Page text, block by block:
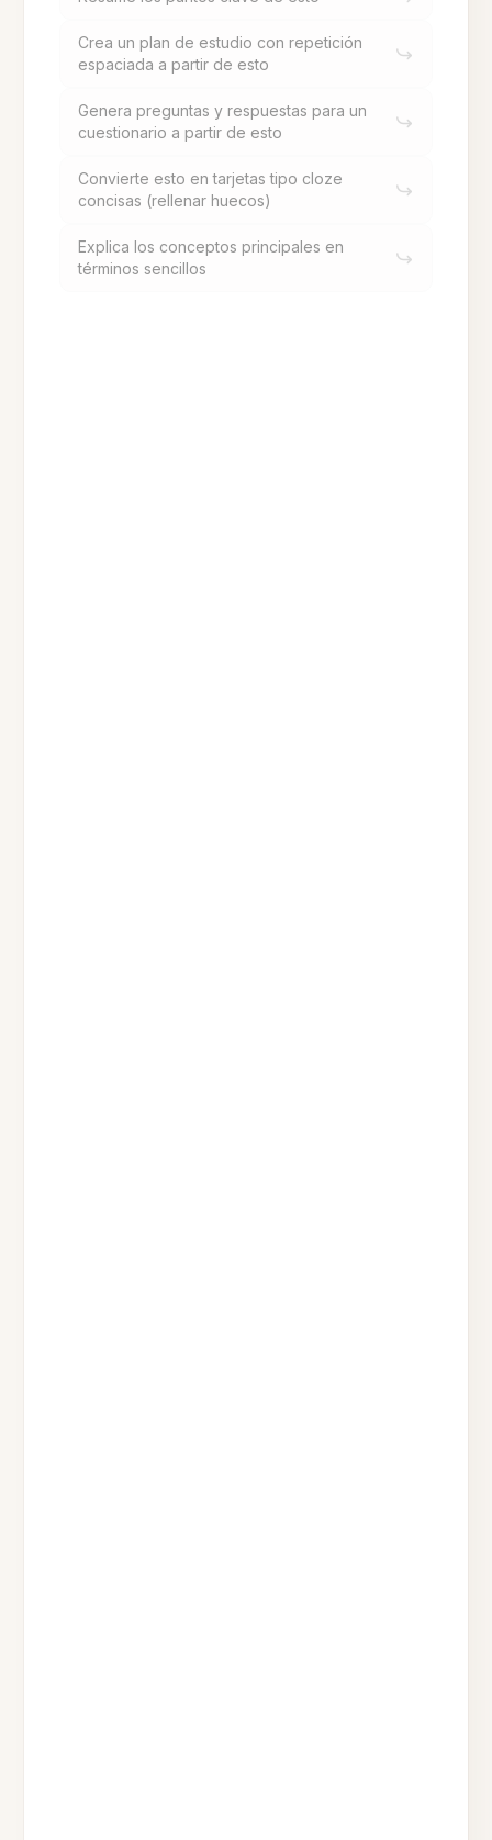
Crea un plan de estudio con repetición
espaciada a partir de esto
Genera preguntas y respuestas para un
cuestionario a partir de esto
Convierte esto en tarjetas tipo cloze
concisas (rellenar huecos)
Explica los conceptos principales en
términos sencillos